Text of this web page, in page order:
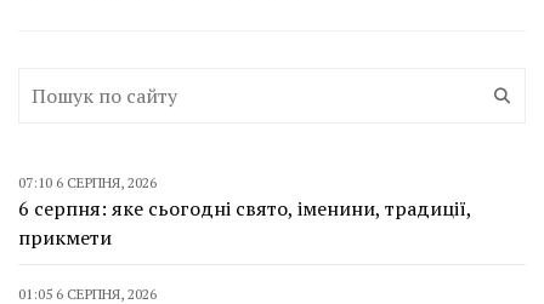
07:10 6 СЕРПНЯ, 2026
6 серпня: яке сьогодні свято, іменини, традиції,
прикмети
01:05 6 СЕРПНЯ, 2026